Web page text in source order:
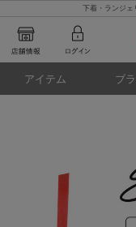
下着・ランジ
アイテム ブ